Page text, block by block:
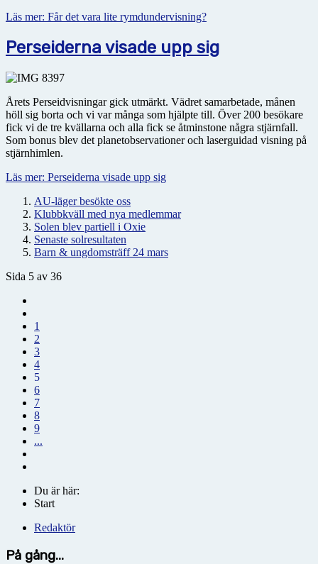
Läs mer: Får det vara lite rymdundervisning?
Perseiderna visade upp sig
Årets Perseidvisningar gick utmärkt. Vädret samarbetade, månen
höll sig borta och vi var många som hjälpte till. Över 200 besökare
fick vi de tre kvällarna och alla fick se åtminstone några stjärnfall.
Som bonus blev det planetobservationer och laserguidad visning på
stjärnhimlen.
Läs mer: Perseiderna visade upp sig
AU-läger besökte oss
Klubbkväll med nya medlemmar
Solen blev partiell i Oxie
Senaste solresultaten
Barn & ungdomsträff 24 mars
Sida 5 av 36
1
2
3
4
5
6
7
8
9
...
Du är här:
Start
Redaktör
På gång...